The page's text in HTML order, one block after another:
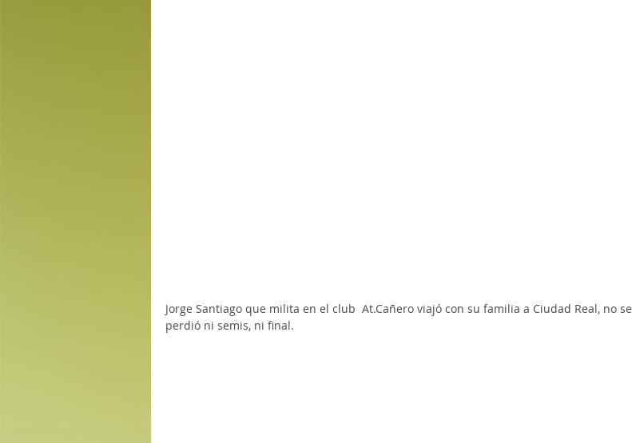
Jorge Santiago que milita en el club  At.Cañero viajó con su familia a Ciudad Real, no se
perdió ni semis, ni final.